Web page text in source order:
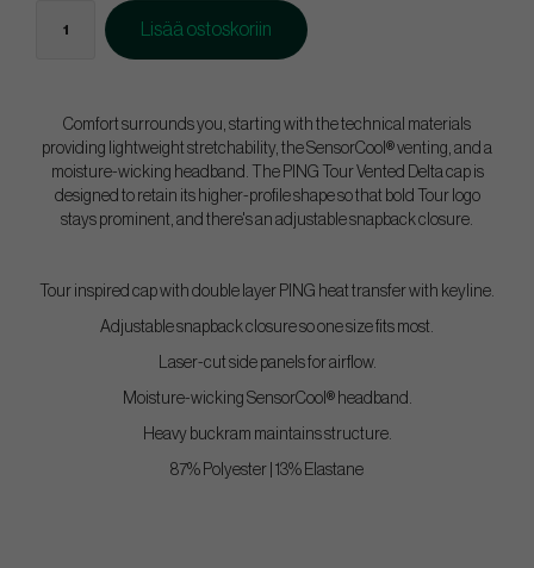
Lisää ostoskoriin
Comfort surrounds you, starting with the technical materials
providing lightweight stretchability, the SensorCool® venting, and a
moisture-wicking headband. The PING Tour Vented Delta cap is
designed to retain its higher-profile shape so that bold Tour logo
stays prominent, and there's an adjustable snapback closure.
Tour inspired cap with double layer PING heat transfer with keyline.
Adjustable snapback closure so one size fits most.
Laser-cut side panels for airflow.
Moisture-wicking SensorCool® headband.
Heavy buckram maintains structure.
87% Polyester | 13% Elastane